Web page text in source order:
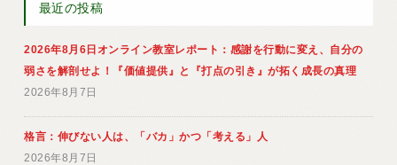
最近の投稿
2026年8月6日オンライン教室レポート：感謝を行動に変え、自分の
弱さを解剖せよ！『価値提供』と『打点の引き』が拓く成長の真理
2026年8月7日
格言：伸びない人は、「バカ」かつ「考える」人
2026年8月7日